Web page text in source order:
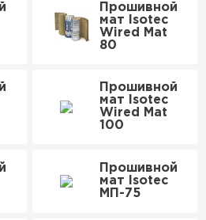
Прошивной
мат Isotec
Wired Mat
80
Прошивной
мат Isotec
Wired Mat
100
Прошивной
мат Isotec
МП-75
Изотек